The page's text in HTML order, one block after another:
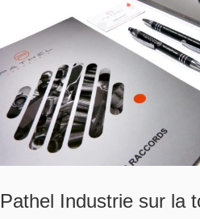
Pathel Industrie sur la